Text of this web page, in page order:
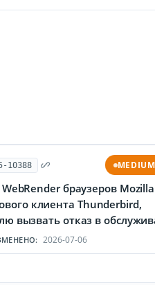
10388 MEDIUM
браузеров Mozilla
клиента Thunderbird,
вызвать отказ в
2026-07-06